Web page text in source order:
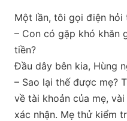
Một lần, tôi gọi điện hỏi
– Con có gặp khó khăn
tiền?
Đầu dây bên kia, Hùng
– Sao lại thế được mẹ?
về tài khoản của mẹ,
xác nhận. Mẹ thử kiểm